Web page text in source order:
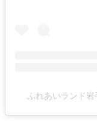
ふれあいランド